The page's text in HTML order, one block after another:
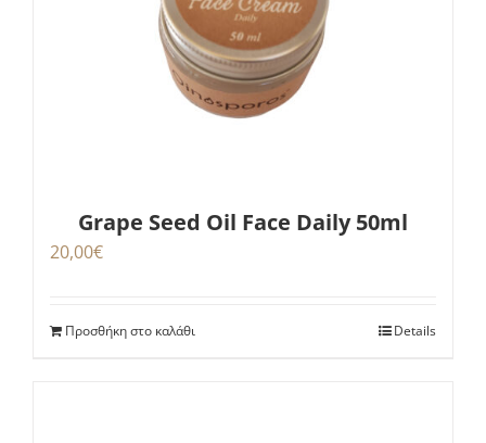
Grape Seed Oil Face Daily 50ml
20,00€
Προσθήκη στο καλάθι Details